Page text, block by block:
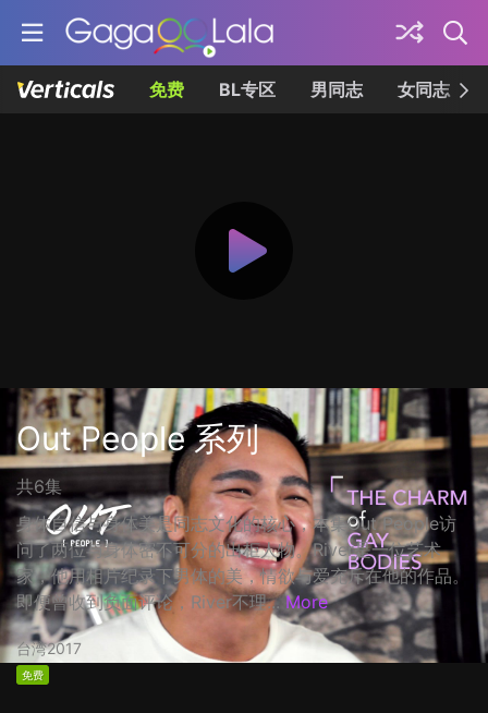
免费 BL专区 男同志 女同志
Out People 系列
共6集
身体自信与身体美是同志文化的核心，本集Out People访
问了两位与身体密不可分的出柜人物。River是一位艺术
家，他用相片纪录下男体的美，情欲与爱充斥在他的作品。
即便曾收到负面评论，River不理... More
台湾2017
免费